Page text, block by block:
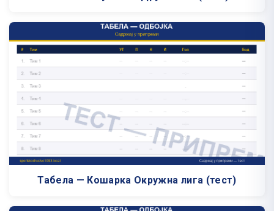
Табела — Кошарка Окружна лига (тест)